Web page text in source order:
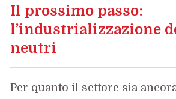
Il prossimo passo:
l’industrializzazione
neutri
Per quanto il settore sia